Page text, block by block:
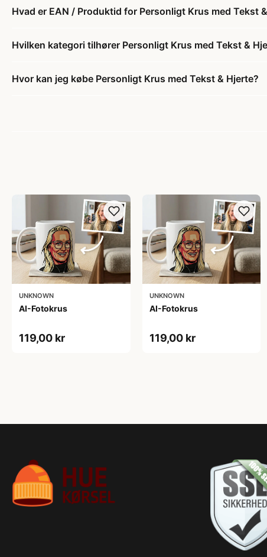
Hvad er EAN / Produktid for Personligt Krus med Tekst
Hvilken kategori tilhører Personligt Krus med Tekst &
Hvor kan jeg købe Personligt Krus med Tekst & Hjerte?
UNKNOWN
AI-Fotokrus
119,00 kr
UNKNOWN
AI-Fotokrus
119,00 kr